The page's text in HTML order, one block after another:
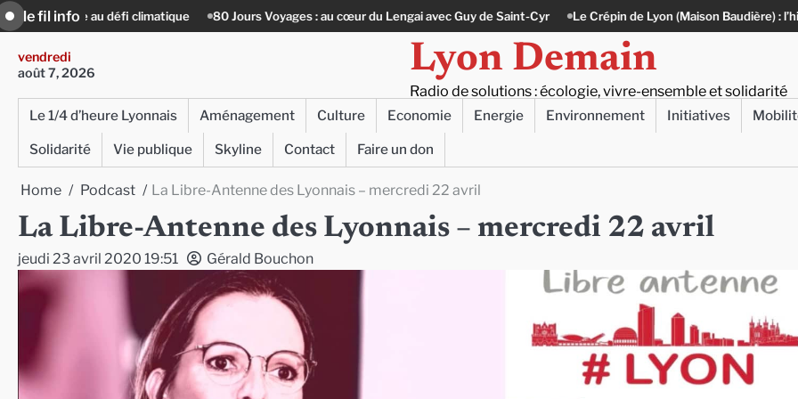
Skip
to
content
le fil info
climatique 80 Jours Voyages : au cœur du Lengai avec Guy de Saint-Cyr Le Crépin de Lyon (Maison Baudière) : l’histoire vivante du
vendredi
août 7, 2026
Lyon Demain
Radio de solutions : écologie, vivre-ensemble et solidarité
Le 1/4 d’heure Lyonnais Aménagement Culture Economie Energie Environnement Initiatives
Solidarité
Vie publique Skyline Contact Faire un don
Home Podcast La Libre-Antenne des Lyonnais – mercredi 22 avril
La Libre-Antenne des Lyonnais – mercredi 22 avril
jeudi 23 avril 2020 19:51 Gérald Bouchon